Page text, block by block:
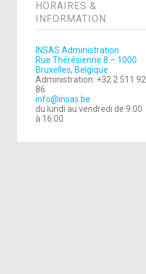
HORAIRES &
INFORMATION
INSAS Administration
Rue Thérésienne 8 – 1000
Bruxelles, Belgique
Administration: +32 2 511 92
86
info@insas.be
du lundi au vendredi de 9:00
à 16:00